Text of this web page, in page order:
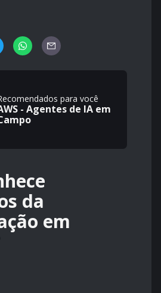
para você
- Agentes de IA em
da
em